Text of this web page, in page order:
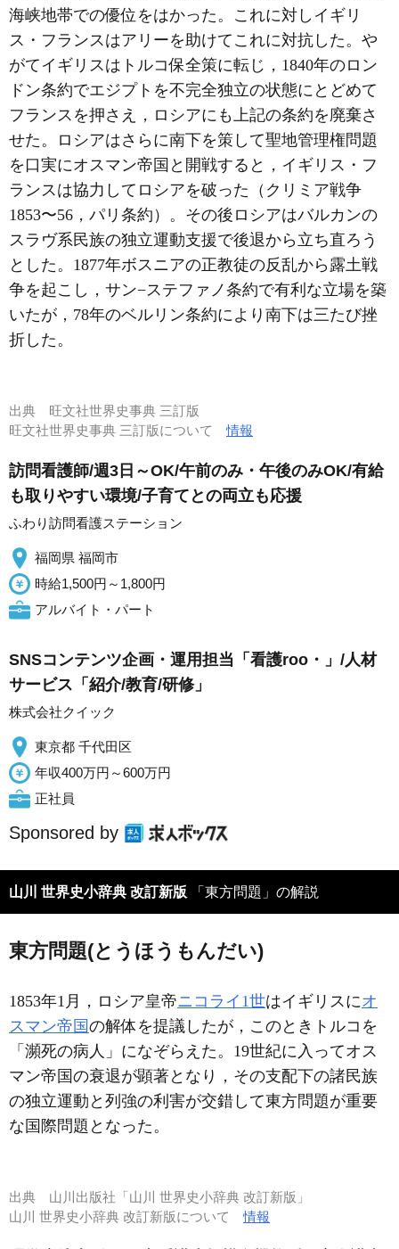
海峡地帯での優位をはかった。これに対しイギリ
ス・フランスはアリーを助けてこれに対抗した。や
がてイギリスはトルコ保全策に転じ，1840年のロン
ドン条約でエジプトを不完全独立の状態にとどめて
フランスを押さえ，ロシアにも上記の条約を廃棄さ
せた。ロシアはさらに南下を策して聖地管理権問題
を口実にオスマン帝国と開戦すると，イギリス・フ
ランスは協力してロシアを破った（クリミア戦争
1853〜56，パリ条約）。その後ロシアはバルカンの
スラヴ系民族の独立運動支援で後退から立ち直ろう
とした。1877年ボスニアの正教徒の反乱から露土戦
争を起こし，サン−ステファノ条約で有利な立場を築
いたが，78年のベルリン条約により南下は三たび挫
折した。
出典 旺文社世界史事典 三訂版
旺文社世界史事典 三訂版について情報
訪問看護師/週3日～OK/午前のみ・午後のみOK/有給
も取りやすい環境/子育てとの両立も応援
ふわり訪問看護ステーション
福岡県 福岡市
時給1,500円～1,800円
アルバイト・パート
SNSコンテンツ企画・運用担当「看護roo・」/人材
サービス「紹介/教育/研修」
株式会社クイック
東京都 千代田区
年収400万円～600万円
正社員
Sponsored by
山川 世界史小辞典 改訂新版 「東方問題」の解説
東方問題(とうほうもんだい)
1853年1月，ロシア皇帝ニコライ1世はイギリスにオ
スマン帝国の解体を提議したが，このときトルコを
「瀕死の病人」になぞらえた。19世紀に入ってオス
マン帝国の衰退が顕著となり，その支配下の諸民族
の独立運動と列強の利害が交錯して東方問題が重要
な国際問題となった。
出典 山川出版社「山川 世界史小辞典 改訂新版」
山川 世界史小辞典 改訂新版について情報